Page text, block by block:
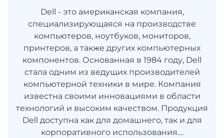
Dell - это американская компания,
специализирующаяся на производстве
компьютеров, ноутбуков, мониторов,
принтеров, а также других компьютерных
компонентов. Основанная в 1984 году, Dell
стала одним из ведущих производителей
компьютерной техники в мире. Компания
известна своими инновациями в области
технологий и высоким качеством. Продукция
Dell доступна как для домашнего, так и для
корпоративного использования....